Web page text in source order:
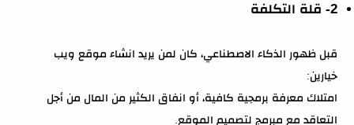
2- قلة التكلفة
قبل ظهور الذكاء الاصطناعي، كان لمن يريد انشاء موقع ويب
خيارين:
امتلاك معرفة برمجية كافية، أو انفاق الكثير من المال من أجل
التعاقد مع مبرمج لتصميم الموقع.